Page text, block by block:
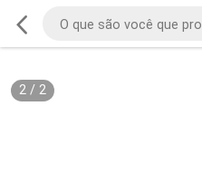
2/ 2